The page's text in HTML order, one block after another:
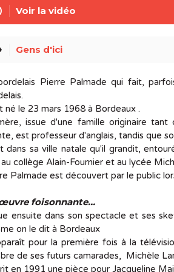
Voir la vidéo
Gens d'ici
Pierre Palmade qui fait,
né le 23 mars 1968 à Bordeaux .
issue d'une famille originaire
est professeur d'anglais, tandis que
dans sa ville natale qu'il grandit,
collège Alain-Fournier et au lycée
Palmade est découvert par le public
foisonnante...
ensuite dans son spectacle et ses
on le dit à Bordeaux
pour la première fois à la
de ses futurs camarades, Michèle
en 1991 une pièce pour Jacqueline